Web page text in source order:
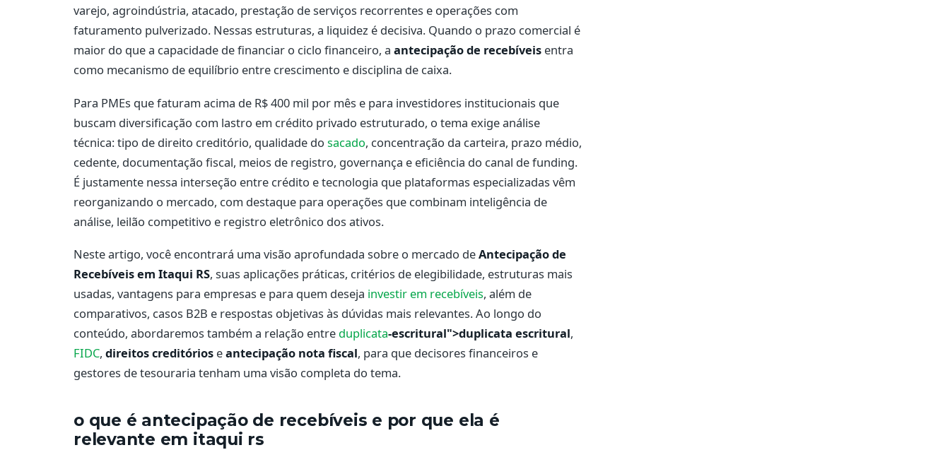
varejo, agroindústria, atacado, prestação de serviços recorrentes e operações com
faturamento pulverizado. Nessas estruturas, a liquidez é decisiva. Quando o prazo comercial é
maior do que a capacidade de financiar o ciclo financeiro, a antecipação de recebíveis entra
como mecanismo de equilíbrio entre crescimento e disciplina de caixa.
Para PMEs que faturam acima de R$ 400 mil por mês e para investidores institucionais que
buscam diversificação com lastro em crédito privado estruturado, o tema exige análise
técnica: tipo de direito creditório, qualidade do sacado, concentração da carteira, prazo médio,
cedente, documentação fiscal, meios de registro, governança e eficiência do canal de funding.
É justamente nessa interseção entre crédito e tecnologia que plataformas especializadas vêm
reorganizando o mercado, com destaque para operações que combinam inteligência de
análise, leilão competitivo e registro eletrônico dos ativos.
Neste artigo, você encontrará uma visão aprofundada sobre o mercado deAntecipação de
Recebíveis em Itaqui RS, suas aplicações práticas, critérios de elegibilidade, estruturas mais
usadas, vantagens para empresas e para quem deseja investir em recebíveis, além de
comparativos, casos B2B e respostas objetivas às dúvidas mais relevantes. Ao longo do
conteúdo, abordaremos também a relação entre duplicata-escritural">duplicata escritural,
FIDC, direitos creditórios eantecipação nota fiscal, para que decisores financeiros e
gestores de tesouraria tenham uma visão completa do tema.
o que é antecipação de recebíveis e por que ela é
relevante em itaqui rs